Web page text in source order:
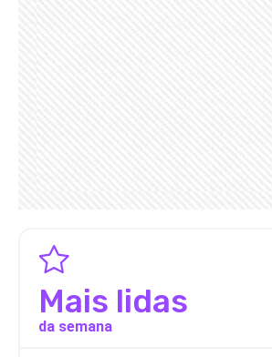
Mais lidas
da semana